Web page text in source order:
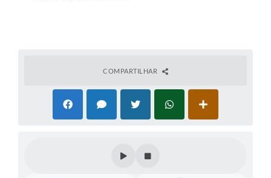
Links e Sites
COMPARTILHAR